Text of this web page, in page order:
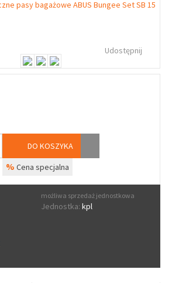
Udostępnij
DO KOSZYKA
% Cena specjalna
możliwa sprzedaż jednostkowa
Jednostka: kpl